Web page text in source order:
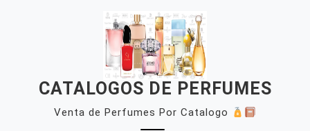
CATALOGOS DE PERFUMES
Venta de Perfumes Por Catalogo